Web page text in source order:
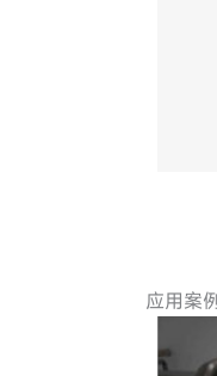
应用案